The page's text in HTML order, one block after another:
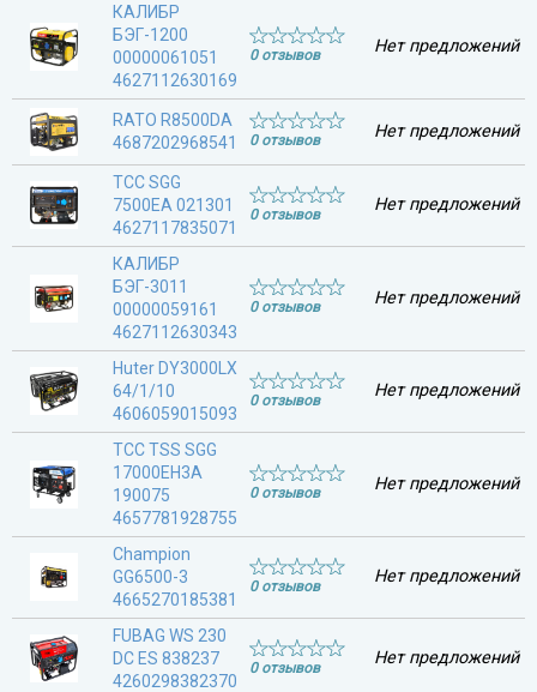
КАЛИБР
БЭГ-1200
00000061051
4627112630169
0 отзывов Нет предложений
RATO R8500DA
4687202968541
0 отзывов Нет предложений
ТСС SGG
7500EA 021301
4627117835071
0 отзывов Нет предложений
КАЛИБР
БЭГ-3011
00000059161
4627112630343
0 отзывов Нет предложений
Huter DY3000LX
64/1/10
4606059015093
0 отзывов Нет предложений
ТСС TSS SGG
17000EH3A
190075
4657781928755
0 отзывов Нет предложений
Champion
GG6500-3
4665270185381
0 отзывов Нет предложений
FUBAG WS 230
DC ES 838237
4260298382370
0 отзывов Нет предложений